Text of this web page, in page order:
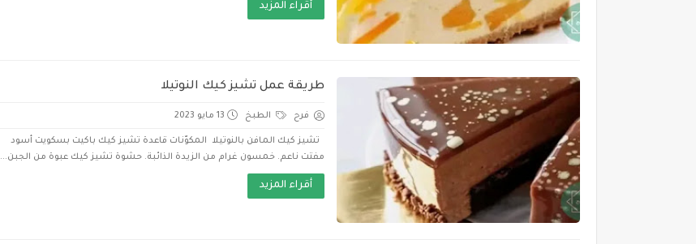
أقراء المزيد
طريقة عمل تشيز كيك النوتيلا
فرح الطبخ 13 مايو 2023
تشيز كيك المافن بالنوتيلا المكوّنات قاعدة تشيز كيك باكيت بسكويت أسود
مفتت ناعم. خمسون غرام من الزيدة الذائبة. حشوة تشيز كيك عبوة من الجبن...
أقراء المزيد